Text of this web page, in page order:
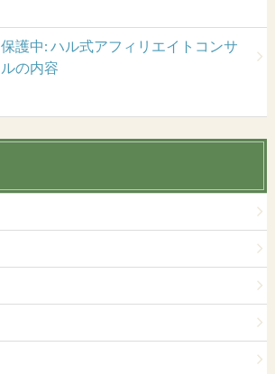
保護中: ハル式アフィリエイトコンサ
ルの内容